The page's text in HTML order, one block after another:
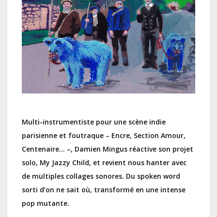
Multi-instrumentiste pour une scène indie
parisienne et foutraque – Encre, Section Amour,
Centenaire… –, Damien Mingus réactive son projet
solo, My Jazzy Child, et revient nous hanter avec
de multiples collages sonores. Du spoken word
sorti d’on ne sait où, transformé en une intense
pop mutante.